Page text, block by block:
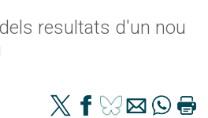
resultats d'un nou